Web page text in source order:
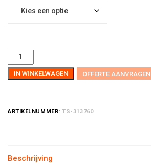
IN WINKELWAGEN OFFERTE AANVRAGEN
ARTIKELNUMMER:TS-313760
Beschrijving